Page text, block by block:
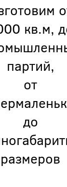
кв.м,
партий,
от
до
размеров